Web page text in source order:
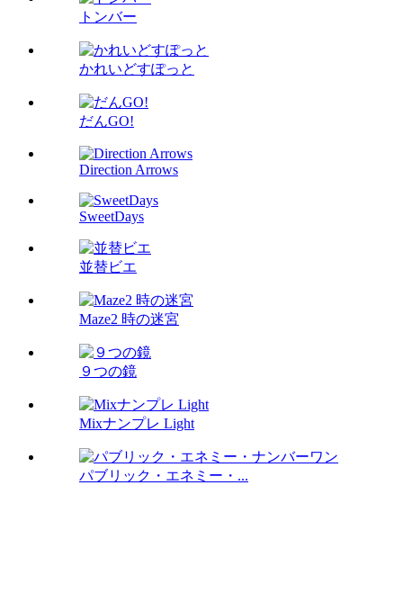
トンバー
かれいどすぽっと
だんGO!
Direction Arrows
SweetDays
並替ビエ
Maze2 時の迷宮
９つの鏡
Mixナンプレ Light
パブリック・エネミー・...